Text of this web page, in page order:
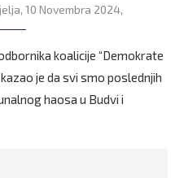
10 Novembra 2024,
koalicije “Demokrate
je da svi smo poslednjih
haosa u Budvi i